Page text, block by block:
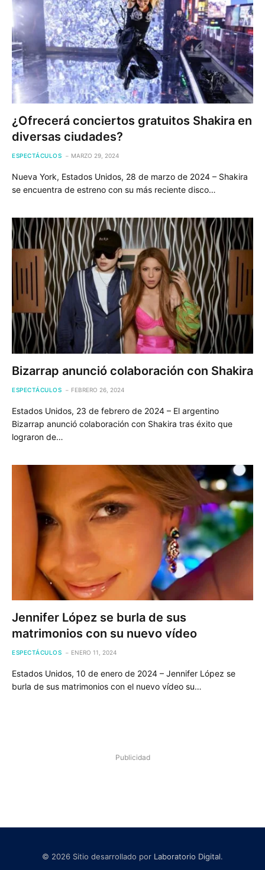
¿Ofrecerá conciertos gratuitos Shakira en
diversas ciudades?
ESPECTÁCULOS MARZO 29, 2024
Nueva York, Estados Unidos, 28 de marzo de 2024 – Shakira
se encuentra de estreno con su más reciente disco…
Bizarrap anunció colaboración con Shakira
ESPECTÁCULOS FEBRERO 26, 2024
Estados Unidos, 23 de febrero de 2024 – El argentino
Bizarrap anunció colaboración con Shakira tras éxito que
lograron de…
Jennifer López se burla de sus
matrimonios con su nuevo vídeo
ESPECTÁCULOS ENERO 11, 2024
Estados Unidos, 10 de enero de 2024 – Jennifer López se
burla de sus matrimonios con el nuevo vídeo su…
Publicidad
© 2026 Sitio desarrollado por Laboratorio Digital.